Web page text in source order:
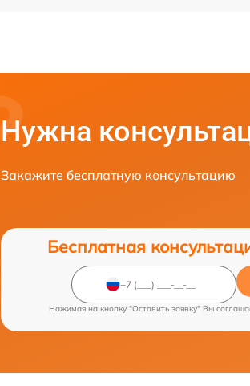
Нужна
Закажите бесплатную консультацию
Бесплатная
Нажимая на кнопку "Оставить заявку" Вы